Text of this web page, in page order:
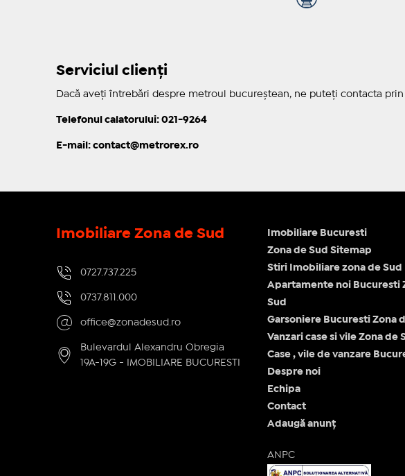
Serviciul clienți
Dacă aveți întrebări despre metroul bucureștean, ne puteți contacta
Telefonul calatorului: 021-9264
E-mail: contact@metrorex.ro
Imobiliare Zona de Sud
0727.737.225
0737.811.000
office@zonadesud.ro
Bulevardul Alexandru Obregia
19A-19G - IMOBILIARE BUCURESTI
Imobiliare Bucuresti
Zona de Sud Sitemap
Stiri Imobiliare zona de Sud
Apartamente noi Bucuresti
Sud
Garsoniere Bucuresti Zona
Vanzari case si vile Zona de
Case , vile de vanzare
Despre noi
Echipa
Contact
Adaugă anunț
ANPC